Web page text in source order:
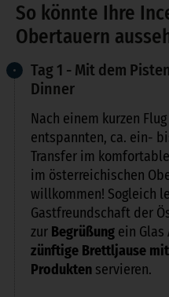
So könnte Ihre
Obertauern
Tag 1 - Mit dem
Dinner
Nach einem kurzen
entspannten, ca. ein-
Transfer im
im österreichischen
willkommen! Sogleich
Gastfreundschaft der
zur Begrüßung ein
zünftige Brettljause
Produkten servieren.